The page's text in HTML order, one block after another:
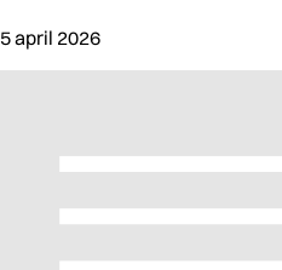
5 april 2026